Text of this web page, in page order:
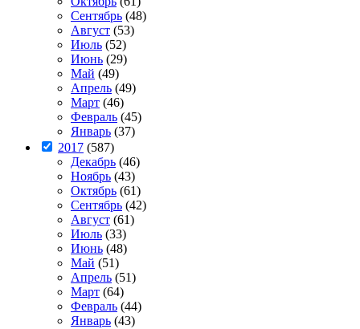
Сентябрь (48)
Август (53)
Июль (52)
Июнь (29)
Май (49)
Апрель (49)
Март (46)
Февраль (45)
Январь (37)
2017 (587)
Декабрь (46)
Ноябрь (43)
Октябрь (61)
Сентябрь (42)
Август (61)
Июль (33)
Июнь (48)
Май (51)
Апрель (51)
Март (64)
Февраль (44)
Январь (43)